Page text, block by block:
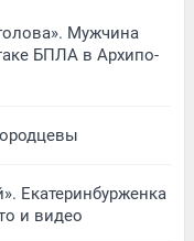
Мужчина
БПЛА в Архипо-
Екатеринбурженка
и видео